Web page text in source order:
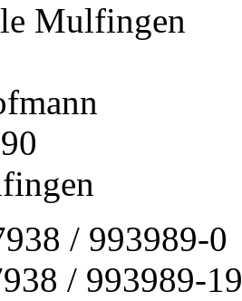
Mulfingen
/ 993989-0
/ 993989-19